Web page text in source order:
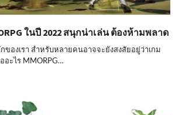
ในปี 2022 สนุกน่าเล่น ต้องห้ามพลาด
องเรา สำหรับหลายคนอาจจะยังสงสัยอยู่ว่าเกม
อะไร MMORPG…